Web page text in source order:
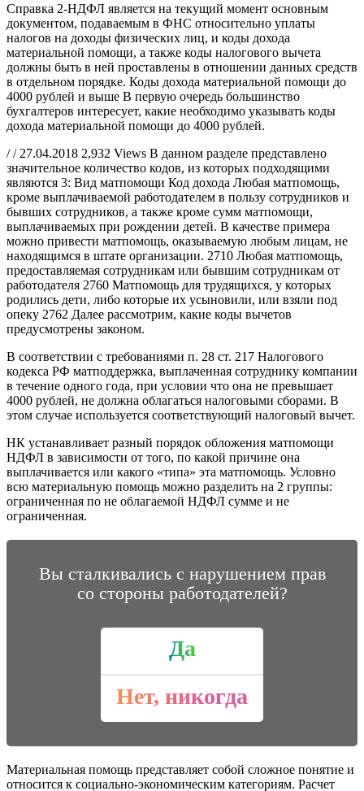
Справка 2-НДФЛ является на текущий момент основным
документом, подаваемым в ФНС относительно уплаты
налогов на доходы физических лиц, и коды дохода
материальной помощи, а также коды налогового вычета
должны быть в ней проставлены в отношении данных средств
в отдельном порядке. Коды дохода материальной помощи до
4000 рублей и выше В первую очередь большинство
бухгалтеров интересует, какие необходимо указывать коды
дохода материальной помощи до 4000 рублей.
/ / 27.04.2018 2,932 Views В данном разделе представлено
значительное количество кодов, из которых подходящими
являются 3: Вид матпомощи Код дохода Любая матпомощь,
кроме выплачиваемой работодателем в пользу сотрудников и
бывших сотрудников, а также кроме сумм матпомощи,
выплачиваемых при рождении детей. В качестве примера
можно привести матпомощь, оказываемую любым лицам, не
находящимся в штате организации. 2710 Любая матпомощь,
предоставляемая сотрудникам или бывшим сотрудникам от
работодателя 2760 Матпомощь для трудящихся, у которых
родились дети, либо которые их усыновили, или взяли под
опеку 2762 Далее рассмотрим, какие коды вычетов
предусмотрены законом.
В соответствии с требованиями п. 28 ст. 217 Налогового
кодекса РФ матподдержка, выплаченная сотруднику компании
в течение одного года, при условии что она не превышает
4000 рублей, не должна облагаться налоговыми сборами. В
этом случае используется соответствующий налоговый вычет.
НК устанавливает разный порядок обложения матпомощи
НДФЛ в зависимости от того, по какой причине она
выплачивается или какого «типа» эта матпомощь. Условно
всю материальную помощь можно разделить на 2 группы:
ограниченная по не облагаемой НДФЛ сумме и не
ограниченная.
Вы сталкивались с нарушением прав
со стороны работодателей?
Да
Нет, никогда
Материальная помощь представляет собой сложное понятие и
относится к социально-экономическим категориям. Расчет